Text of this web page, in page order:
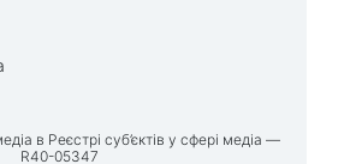
в Реєстрі суб’єктів у сфері медіа —
R40-05347